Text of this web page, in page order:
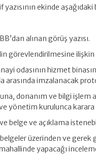
yazısının ekinde
alınan görüş yazısı.
görevlendirilmesine
odasının hizmet
arasında imzalanacak
donanım ve bilgi işlem
yönetim kurulunca
belge ve açıklama
üzerinden ve
yapacağı